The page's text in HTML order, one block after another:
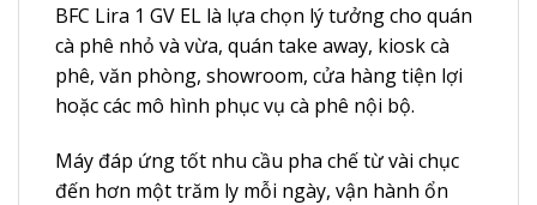
BFC Lira 1 GV EL là lựa chọn lý tưởng cho quán
cà phê nhỏ và vừa, quán take away, kiosk cà
phê, văn phòng, showroom, cửa hàng tiện lợi
hoặc các mô hình phục vụ cà phê nội bộ.
Máy đáp ứng tốt nhu cầu pha chế từ vài chục
đến hơn một trăm ly mỗi ngày, vận hành ổn